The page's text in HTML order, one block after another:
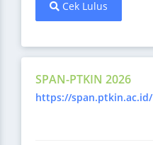
Cek Lulus
SPAN-PTKIN 2026
https://span.ptkin.ac.id/